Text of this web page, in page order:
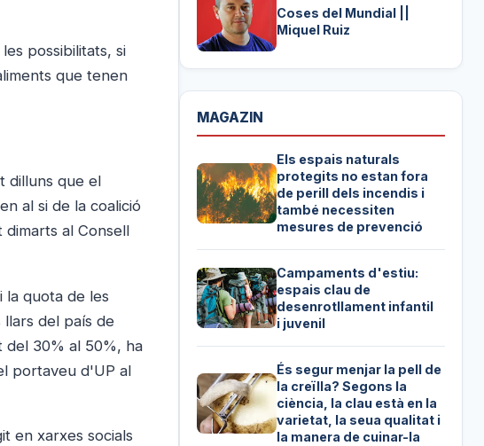
possibilitats, si
que tenen
dilluns que el
al si de la coalició
al Consell
la quota de les
del país de
del 30% al 50%, ha
portaveu d'UP al
en xarxes socials
Coses del Mundial ||
Miquel Ruiz
MAGAZIN
Els espais naturals
protegits no estan fora
de perill dels incendis i
també necessiten
mesures de prevenció
Campaments d'estiu:
espais clau de
desenrotllament infantil
i juvenil
És segur menjar la pell de
la creïlla? Segons la
ciència, la clau està en la
varietat, la seua qualitat i
la manera de cuinar-la